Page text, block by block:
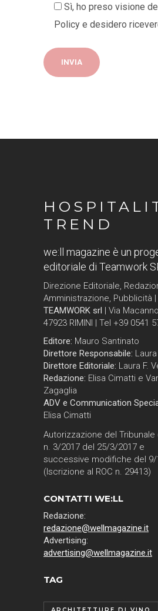
Sì, ho preso visione
Policy e desidero
TREND
we:ll magazine è un
editoriale di Teamwork
Direzione Editoriale,
Amministrazione, Pubblicità |
TEAMWORK srl
| Via Macanno
47923 RIMINI | Tel +39 0541
Editore: Mauro Santinato
Direttore Responsabile:
Direttore Editoriale: Laura F.
Redazione: Elisa Cimatti e
Zagaglia
ADV e Communication
Elisa Cimatti
Autorizzazione del Tribunale
n. 3/2017 del 25/3/2017 e
successive modifiche del 9/
(Iscrizione al ROC n. 29413)
CONTATTI WE:LL
Redazione:
redazione@wellmagazine.it
Advertising:
advertising@wellmagazine.it
TAG